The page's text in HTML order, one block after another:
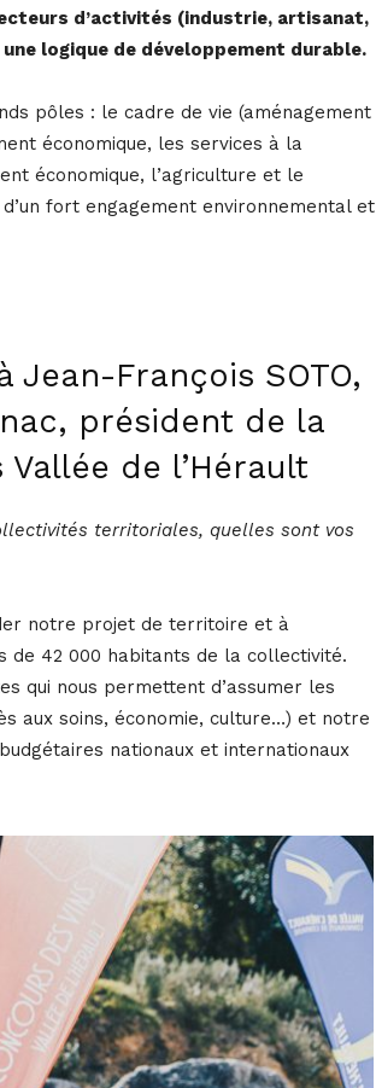
d’activités (industrie, artisanat,
logique de développement durable.
pôles : le cadre de vie (aménagement
économique, les services à la
économique, l’agriculture et le
fort engagement environnemental et
Jean-François SOTO,
président de la
de l’Hérault
territoriales, quelles sont vos
notre projet de territoire et à
de 42 000 habitants de la collectivité.
qui nous permettent d’assumer les
aux soins, économie, culture…) et notre
nationaux et internationaux